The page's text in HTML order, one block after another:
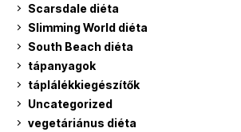
Scarsdale diéta
Slimming World diéta
South Beach diéta
tápanyagok
táplálékkiegészítők
Uncategorized
vegetáriánus diéta